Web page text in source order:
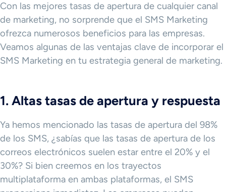
Con las mejores tasas de apertura de cualquier canal
de marketing, no sorprende que el SMS Marketing
ofrezca numerosos beneficios para las empresas.
Veamos algunas de las ventajas clave de incorporar el
SMS Marketing en tu estrategia general de marketing.
1. Altas tasas de apertura y respuesta
Ya hemos mencionado las tasas de apertura del 98%
de los SMS, ¿sabías que las tasas de apertura de los
correos electrónicos suelen estar entre el 20% y el
30%? Si bien creemos en los trayectos
multiplataforma en ambas plataformas, el SMS